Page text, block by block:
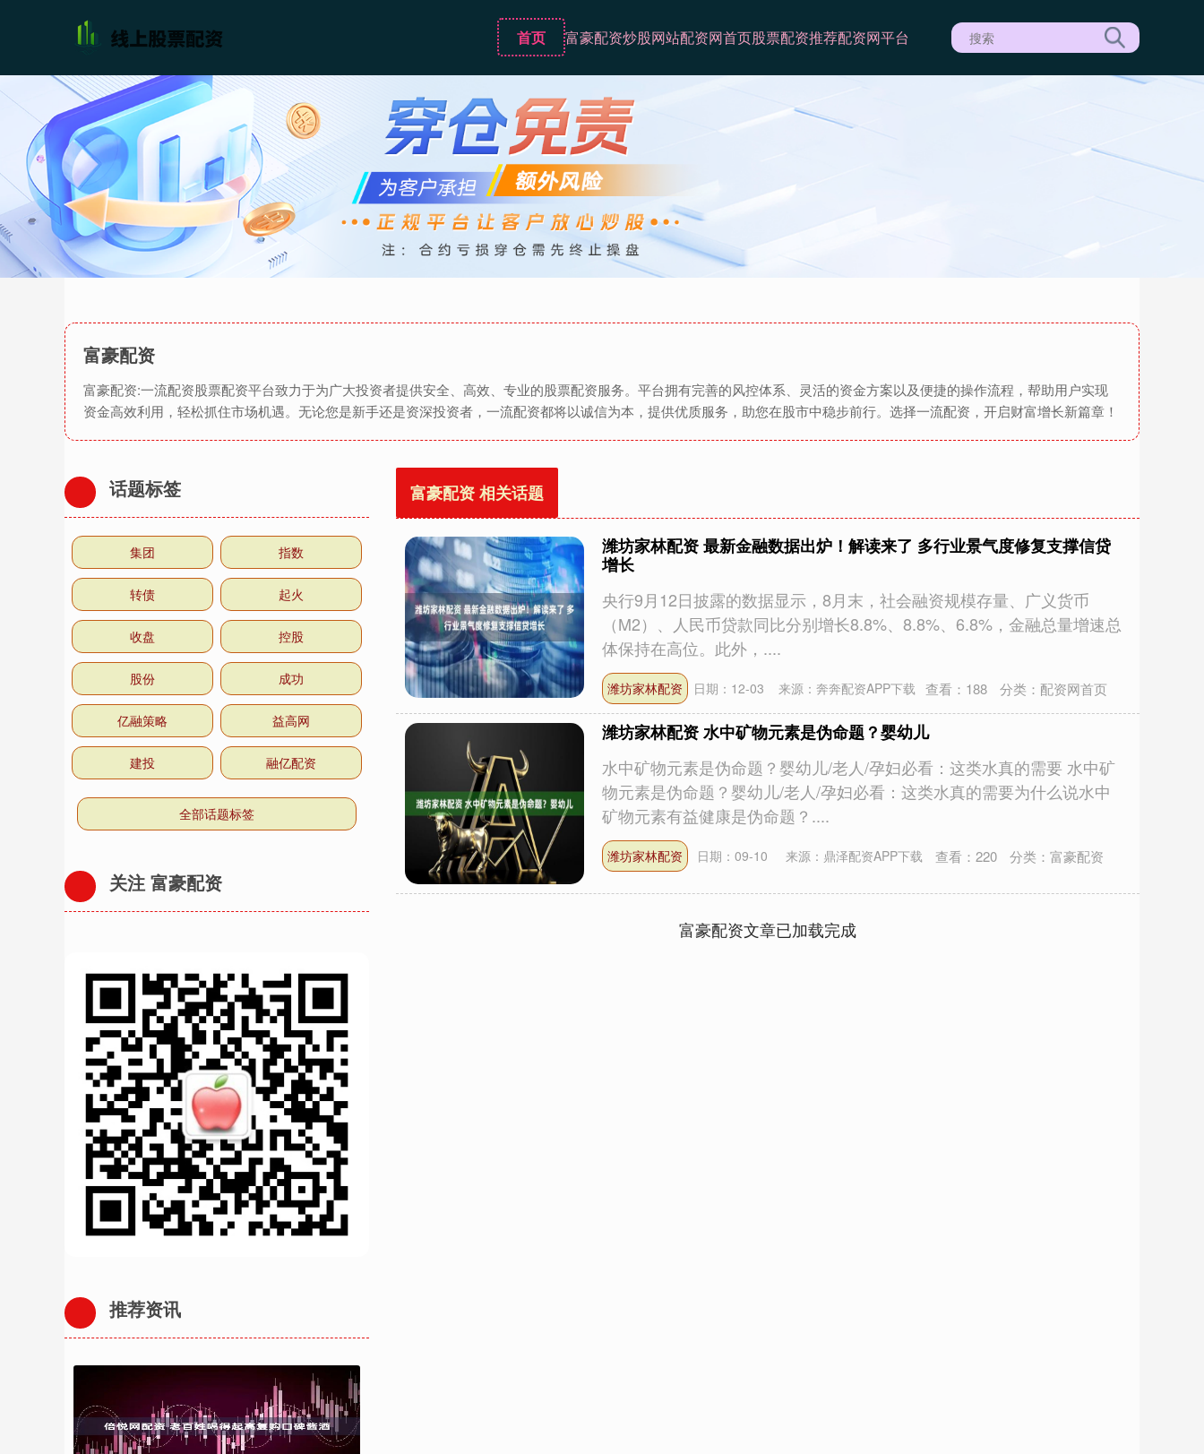
首页 富豪配资炒股网站配资网首页股票配资推荐配资网平台
富豪配资
富豪配资:一流配资股票配资平台致力于为广大投资者提供安全、高效、专业的股票配资服务。平台拥有完善的风控体系、灵活的资金方案以及便捷的操作流程，帮助用户实现
资金高效利用，轻松抓住市场机遇。无论您是新手还是资深投资者，一流配资都将以诚信为本，提供优质服务，助您在股市中稳步前行。选择一流配资，开启财富增长新篇章！
富豪配资 相关话题
潍坊家林配资 最新金融数据出炉！解读来了 多行业景气度修复支撑信贷
增长
央行9月12日披露的数据显示，8月末，社会融资规模存量、广义货币
（M2）、人民币贷款同比分别增长8.8%、8.8%、6.8%，金融总量增速总
体保持在高位。此外，....
潍坊家林配资 日期：12-03 来源：奔奔配资APP下载 查看： 188 分类： 配资网首页
潍坊家林配资 水中矿物元素是伪命题？婴幼儿
水中矿物元素是伪命题？婴幼儿/老人/孕妇必看：这类水真的需要 水中矿
物元素是伪命题？婴幼儿/老人/孕妇必看：这类水真的需要为什么说水中
矿物元素有益健康是伪命题？....
潍坊家林配资 日期：09-10 来源：鼎泽配资APP下载 查看：220 分类：富豪配资
富豪配资文章已加载完成
话题标签
集团 指数
转债 起火
收盘 控股
股份 成功
亿融策略 益高网
建投 融亿配资
全部话题标签
关注 富豪配资
推荐资讯